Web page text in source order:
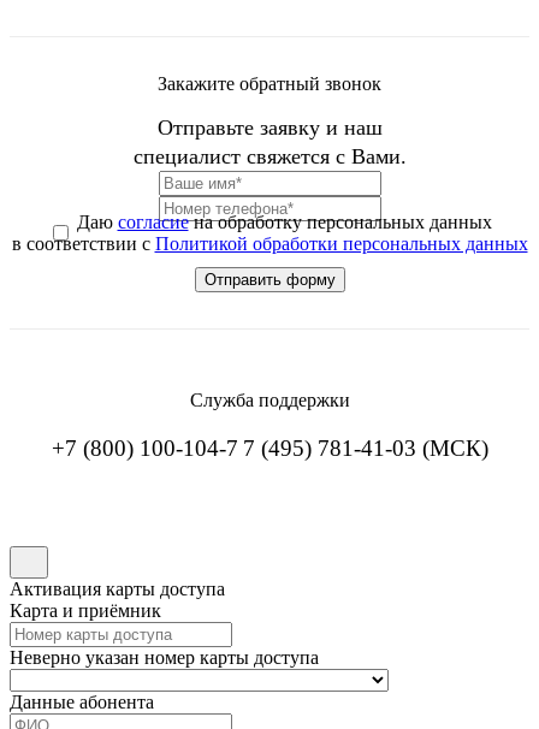
Закажите обратный звонок
Отправьте заявку и наш
специалист свяжется с Вами.
Даю согласиена обработку персональных данных
в соответствии с Политикой обработки персональных данных
Служба поддержки
+7 (800) 100-104-7 7 (495) 781-41-03 (МСК)
Активация карты доступа
Карта и приёмник
Неверно указан номер карты доступа
Данные абонента